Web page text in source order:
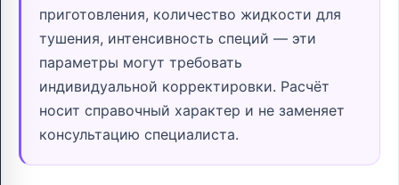
приготовления, количество жидкости для
тушения, интенсивность специй — эти
параметры могут требовать
индивидуальной корректировки. Расчёт
носит справочный характер и не заменяет
консультацию специалиста.